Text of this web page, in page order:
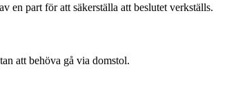
en part för att säkerställa att beslutet verkställs.
att behöva gå via domstol.